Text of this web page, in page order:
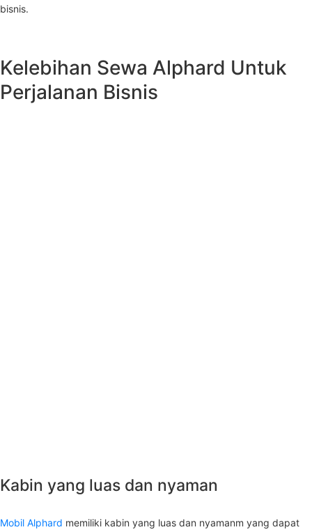
bisnis.
Kelebihan Sewa Alphard Untuk
Perjalanan Bisnis
Kabin yang luas dan nyaman
Mobil Alphard memiliki kabin yang luas dan nyamanm yang dapat